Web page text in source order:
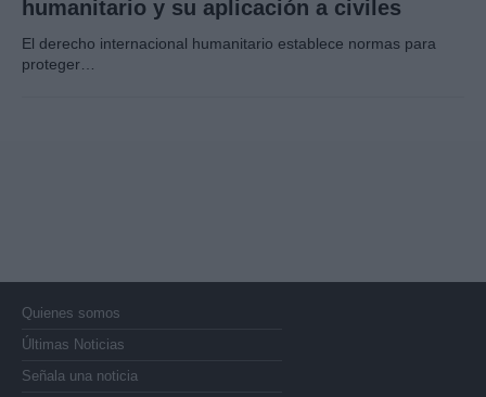
humanitario y su aplicación a civiles
El derecho internacional humanitario establece normas para
proteger…
Quienes somos
Últimas Noticias
Señala una noticia